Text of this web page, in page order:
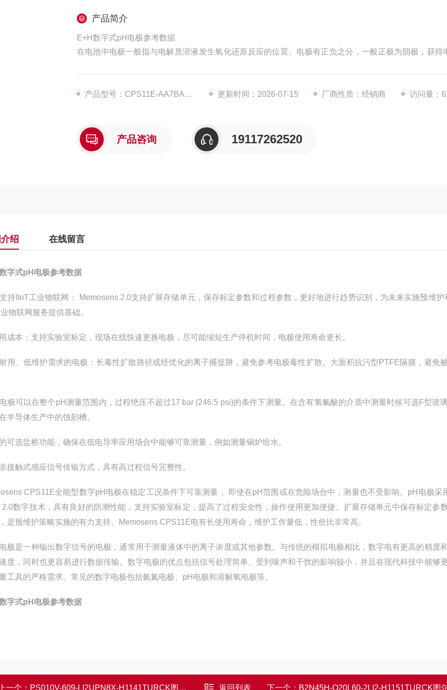
产品简介
E+H数字式pH电极参考数据
在电池中电极一般指与电解质溶液发生氧化还原反应的位置。电极有正负之分，一般正极为阴极，获得
产品型号：CPS11E-AA7BAA2
更新时间：2026-07-15 厂商性质：经销商 访问量：
产品咨询 19117262520
绍 在线留言
字式pH电极参考数据
工业物联网： Memosens 2.0支持扩展存储单元，保存标定参数和过程参数，更好地进行趋势识别，为未来实施预维护
物联网服务提供基础。
成本：支持实验室标定，现场在线快速更换电极，尽可能缩短生产停机时间，电极使用寿命更长。
用、低维护需求的电极：长毒性扩散路径或经优化的离子捕捉阱，避免参考电极毒性扩散。大面积抗污型PTFE隔膜，避免
极可以在整个pH测量范围内，过程绝压不超过17 bar (246.5 psi)的条件下测量。在含有氢氟酸的介质中测量时候可选F型玻
半导体生产中的蚀刻槽。
可选盐桥功能，确保在低电导率应用场合中能够可靠测量，例如测量锅炉给水。
接触式感应信号传输方式，具有高过程信号完整性。
CPS11E全能型数字pH电极在稳定工况条件下可靠测量， 即使在pH范围或在危险场合中，测量也不受影响。pH电极采
2.0数字技术，具有良好的防潮性能，支持实验室标定，提高了过程安全性，操作使用更加便捷。扩展存储单元中保存标定参
是预维护策略实施的有力支持。Memosens CPS11E电有长使用寿命，维护工作量低，性价比非常高。
极是一种输出数字信号的电极，通常用于测量液体中的离子浓度或其他参数。与传统的模拟电极相比，数字电有更高的精度
度，同时也更容易进行数据传输。数字电极的优点包括信号处理简单、受到噪声和干扰的影响较小，并且在现代科技中能够
工具的严格需求。常见的数字电极包括氨氮电极、pH电极和溶解氧电极等。
字式pH电极参考数据
一个： PS010V-609-LI2UPN8X-H1141TURCK图尔克压力传感器特点 返回列表 下一个： B2N45H-Q20L60-2LI2-H1151TURCK图尔克倾角传感器作